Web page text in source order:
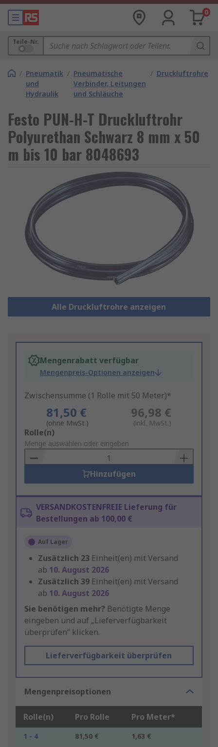
0
Teile-Nr.
/ Pneumatik
und
Hydraulik
/ Pneumatische
Verbinder, Leitungen
und Schläuche
/ Druckluftrohre
Festo PUN-H-T Druckluftrohr
Polyurethan Schwarz 8 mm x 50
m bis 10 bar 8048693
Alle Druckluftrohre anzeigen
Mengenrabatt verfügbar
Mengenpreis-Optionen anzeigen
Zwischensumme (1 Rolle mit 50 Meter)*
81,50 €
(ohne MwSt.)
96,98 €
(inkl. MwSt.)
Add
to
Basket
Rolle(n)
Menge auswählen oder eingeben
Hinzufügen
VERSANDKOSTENFREIE Lieferung für
Bestellungen ab 100,00 €
Auf Lager
Zusätzlich 23 Einheit(en) mit Versand
ab 10. August 2026
Zusätzlich 39 Einheit(en) mit Versand
ab 10. August 2026
Sie benötigen mehr? Benötigte Menge
eingeben und auf „Lieferverfügbarkeit
überprüfen“ klicken.
Lieferverfügbarkeit überprüfen
Mengenpreisoptionen
Rolle(n) Pro Rolle Pro Meter*
1 - 4 81,50 €
1,63 €